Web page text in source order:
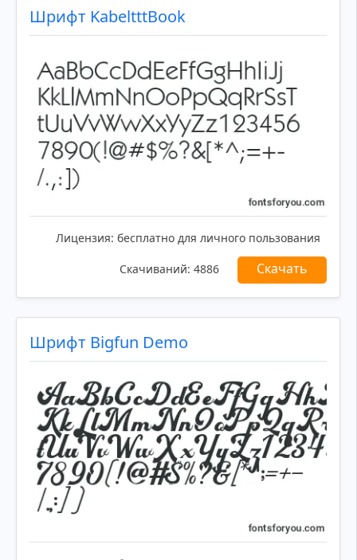
Шрифт KabeltttBook
Лицензия: бесплатно для личного пользования
Скачиваний: 4886 Скачать
Шрифт Bigfun Demo